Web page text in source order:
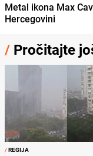
Metal ikona Max
Hercegovini
/ Pročitajte
/REGIJA